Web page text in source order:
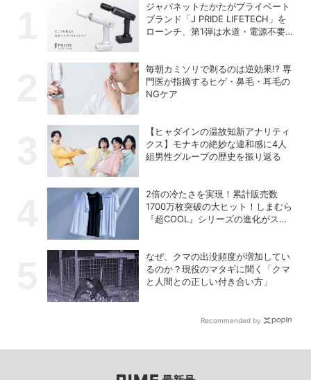
ジャパネットたかたがプライベート
ブランド「J PRIDE LIFETECH」を
ローンチ、第1弾は水道・電源不要
毎朝カミソリで剃るのは逆効果!? 専
門医が指摘するヒゲ・鼻毛・耳毛の
NGケア
【ヒャダインの温故知新アナリティ
クス】モナキの絶妙な違和感に4人
組男性グループの歴史を振り返る
2倍の冷たさを実現！累計販売数
1700万枚突破の大ヒット！しまむら
『超COOL』シリーズの進化がスゴ
なぜ、クマの出没頻度が増加してい
るのか？現役のマタギに聞く「クマ
と人間との正しい付き合い方」
Recommended by